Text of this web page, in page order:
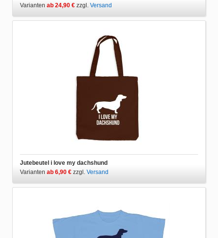
Varianten ab 24,90 € zzgl. Versand
Jutebeutel i love my dachshund
Varianten ab 6,90 € zzgl. Versand